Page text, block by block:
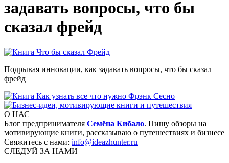
задавать вопросы, что бы
сказал фрейд
Подрывая инновации, как задавать вопросы, что бы сказал
фрейд
О НАС
Блог предпринимателя Семёна Кибало. Пишу обзоры на
мотивирующие книги, рассказываю о путешествиях и бизнесе
Свяжитесь с нами: info@ideazhunter.ru
СЛЕДУЙ ЗА НАМИ